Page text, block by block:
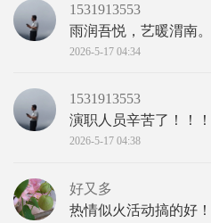
1531913553
雨润吾悦，艺暖渭南。
2026-5-17 04:34
1531913553
演职人员辛苦了！！！
2026-5-17 04:38
好又多
热情似火活动搞的好！